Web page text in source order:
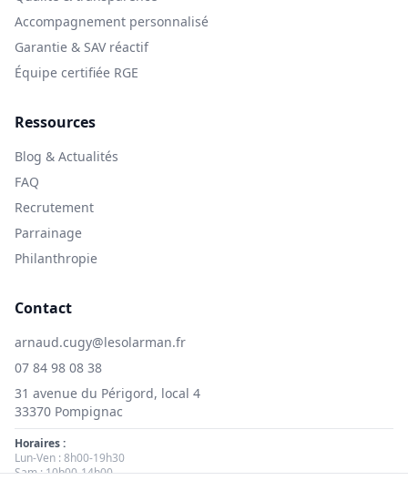
Accompagnement personnalisé
Garantie & SAV réactif
Équipe certifiée RGE
Ressources
Blog & Actualités
FAQ
Recrutement
Parrainage
Philanthropie
Contact
arnaud.cugy@lesolarman.fr
07 84 98 08 38
31 avenue du Périgord, local 4
33370 Pompignac
Horaires :
Lun-Ven : 8h00-19h30
Sam : 10h00-14h00